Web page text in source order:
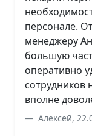
персонале.
менеджеру
большую
оперативно
сотрудников
вполне
Алексей,